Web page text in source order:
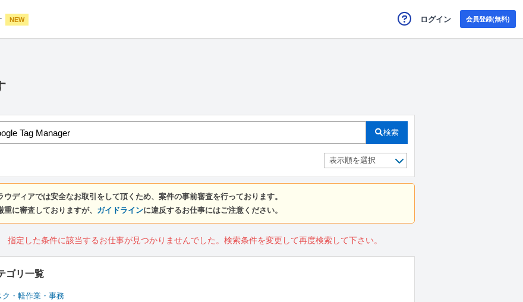
NEW ログイン 会員登録(無料)
検索
ウディアでは安全なお取引をして頂くため、案件の事前審査を行っております。
重に審査しておりますが、 ガイドラインに違反するお仕事にはご注意ください。
指定した条件に該当するお仕事が見つかりませんでした。検索条件を変更して再度検索して下さい。
ゴリ一覧
ク・軽作業・事務